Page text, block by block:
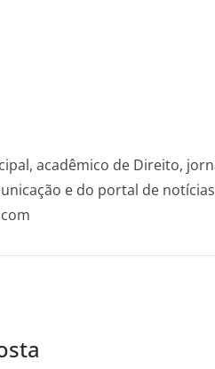
acadêmico de Direito,
e do portal de